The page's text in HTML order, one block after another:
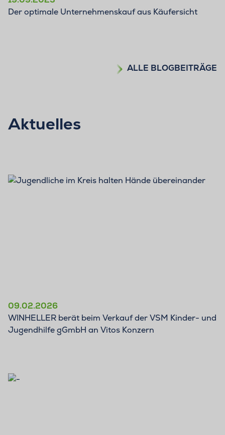
Der optimale Unternehmenskauf aus Käufersicht
ALLE BLOGBEITRÄGE
Aktuelles
09.02.2026
WINHELLER berät beim Verkauf der VSM Kinder- und
Jugendhilfe gGmbH an Vitos Konzern